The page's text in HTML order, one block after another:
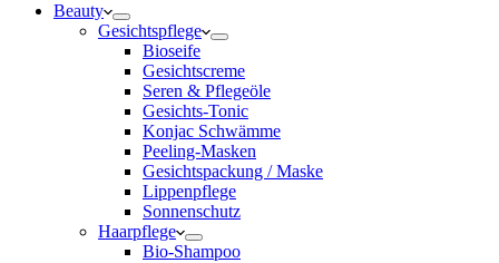
Beauty
Gesichtspflege
Bioseife
Gesichtscreme
Seren & Pflegeöle
Gesichts-Tonic
Konjac Schwämme
Peeling-Masken
Gesichtspackung / Maske
Lippenpflege
Sonnenschutz
Haarpflege
Bio-Shampoo